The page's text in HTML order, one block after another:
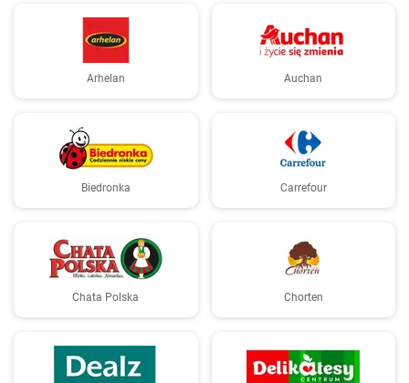
Arhelan Auchan
Biedronka Carrefour
Chata Polska Chorten